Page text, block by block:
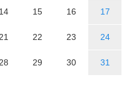
14 15 16 17
22 23 24
29 30 31